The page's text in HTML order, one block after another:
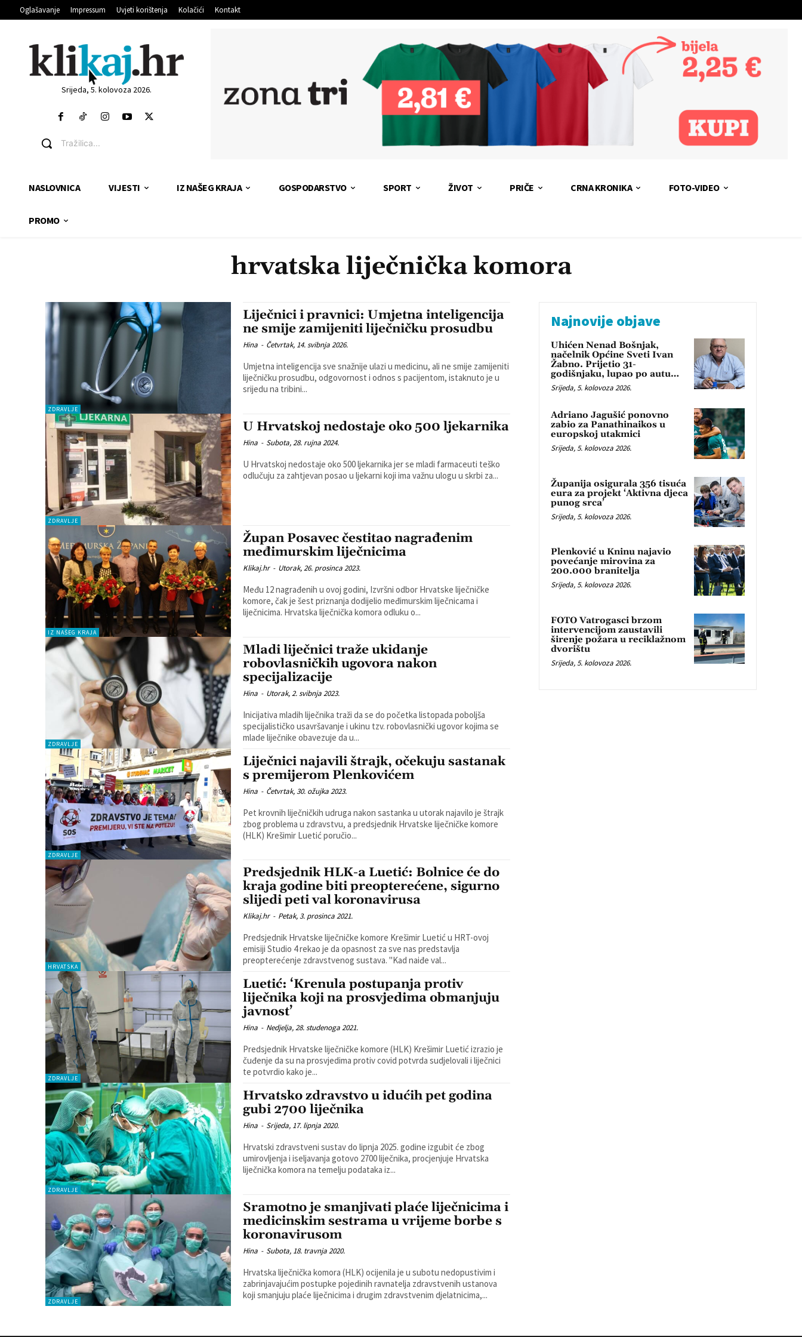
Oglašavanje Impressum Uvjeti korištenja Kolačići Kontakt
Srijeda, 5. kolovoza 2026.
Tražilica...
NASLOVNICA VIJESTI IZ NAŠEG KRAJA GOSPODARSTVO SPORT ŽIVOT PRIČE CRNA KRONIKA FOTO-VIDEO
PROMO
hrvatska liječnička komora
ZDRAVLJE
Liječnici i pravnici: Umjetna inteligencija
ne smije zamijeniti liječničku prosudbu
Hina - Četvrtak, 14. svibnja 2026.
Umjetna inteligencija sve snažnije ulazi u medicinu, ali ne smije zamijeniti
liječničku prosudbu, odgovornost i odnos s pacijentom, istaknuto je u
srijedu na tribini...
ZDRAVLJE
U Hrvatskoj nedostaje oko 500 ljekarnika
Hina - Subota, 28. rujna 2024.
U Hrvatskoj nedostaje oko 500 ljekarnika jer se mladi farmaceuti teško
odlučuju za zahtjevan posao u ljekarni koji ima važnu ulogu u skrbi za...
IZ NAŠEG KRAJA
Župan Posavec čestitao nagrađenim
međimurskim liječnicima
Klikaj.hr - Utorak, 26. prosinca 2023.
Među 12 nagrađenih u ovoj godini, Izvršni odbor Hrvatske liječničke
komore, čak je šest priznanja dodijelio međimurskim liječnicama i
liječnicima. Hrvatska liječnička komora odluku o...
ZDRAVLJE
Mladi liječnici traže ukidanje
robovlasničkih ugovora nakon
specijalizacije
Hina - Utorak, 2. svibnja 2023.
Inicijativa mladih liječnika traži da se do početka listopada poboljša
specijalističko usavršavanje i ukinu tzv. robovlasnički ugovor kojima se
mlade liječnike obavezuje da u...
ZDRAVLJE
Liječnici najavili štrajk, očekuju sastanak
s premijerom Plenkovićem
Hina - Četvrtak, 30. ožujka 2023.
Pet krovnih liječničkih udruga nakon sastanka u utorak najavilo je štrajk
zbog problema u zdravstvu, a predsjednik Hrvatske liječničke komore
(HLK) Krešimir Luetić poručio...
HRVATSKA
Predsjednik HLK-a Luetić: Bolnice će do
kraja godine biti preopterećene, sigurno
slijedi peti val koronavirusa
Klikaj.hr - Petak, 3. prosinca 2021.
Predsjednik Hrvatske liječničke komore Krešimir Luetić u HRT-ovoj
emisiji Studio 4 rekao je da opasnost za sve nas predstavlja
preopterećenje zdravstvenog sustava. "Kad naiđe val...
ZDRAVLJE
Luetić: ‘Krenula postupanja protiv
liječnika koji na prosvjedima obmanjuju
javnost’
Hina - Nedjelja, 28. studenoga 2021.
Predsjednik Hrvatske liječničke komore (HLK) Krešimir Luetić izrazio je
čuđenje da su na prosvjedima protiv covid potvrda sudjelovali i liječnici
te potvrdio kako je...
ZDRAVLJE
Hrvatsko zdravstvo u idućih pet godina
gubi 2700 liječnika
Hina - Srijeda, 17. lipnja 2020.
Hrvatski zdravstveni sustav do lipnja 2025. godine izgubit će zbog
umirovljenja i iseljavanja gotovo 2700 liječnika, procjenjuje Hrvatska
liječnička komora na temelju podataka iz...
ZDRAVLJE
Sramotno je smanjivati plaće liječnicima i
medicinskim sestrama u vrijeme borbe s
koronavirusom
Hina - Subota, 18. travnja 2020.
Hrvatska liječnička komora (HLK) ocijenila je u subotu nedopustivim i
zabrinjavajućim postupke pojedinih ravnatelja zdravstvenih ustanova
koji smanjuju plaće liječnicima i drugim zdravstvenim djelatnicima,...
Najnovije objave
Uhićen Nenad Bošnjak,
načelnik Općine Sveti Ivan
Žabno. Prijetio 31-
godišnjaku, lupao po autu…
Srijeda, 5. kolovoza 2026.
Adriano Jagušić ponovno
zabio za Panathinaikos u
europskoj utakmici
Srijeda, 5. kolovoza 2026.
Županija osigurala 356 tisuća
eura za projekt ‘Aktivna djeca
punog srca’
Srijeda, 5. kolovoza 2026.
Plenković u Kninu najavio
povećanje mirovina za
200.000 branitelja
Srijeda, 5. kolovoza 2026.
FOTO Vatrogasci brzom
intervencijom zaustavili
širenje požara u reciklažnom
dvorištu
Srijeda, 5. kolovoza 2026.